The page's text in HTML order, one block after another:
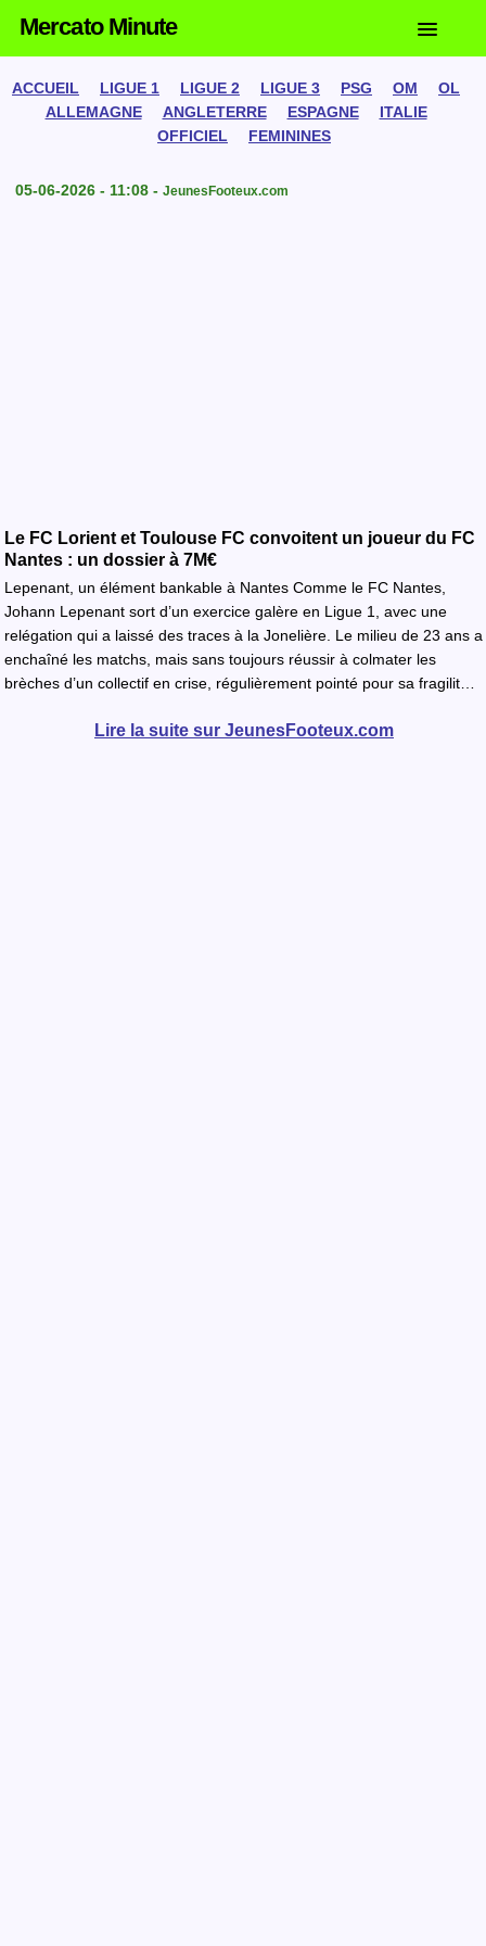
Mercato Minute
ACCUEIL LIGUE 1 LIGUE 2 LIGUE 3 PSG OM
OL
ALLEMAGNE
ANGLETERRE ESPAGNE
ITALIE
OFFICIEL
FEMININES
05-06-2026 - 11:08 - JeunesFooteux.com
Le FC Lorient et Toulouse FC convoitent un joueur du FC
Nantes : un dossier à 7M€
Lepenant, un élément bankable à Nantes Comme le FC Nantes,
Johann Lepenant sort d’un exercice galère en Ligue 1, avec une
relégation qui a laissé des traces à la Jonelière. Le milieu de 23 ans a
enchaîné les matchs, mais sans toujours réussir à colmater les
brèches d’un collectif en crise, régulièrement pointé pour sa fragilit…
Lire la suite sur JeunesFooteux.com